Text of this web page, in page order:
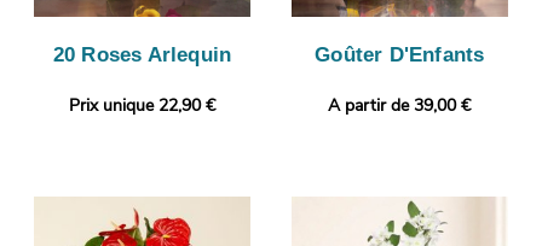
20 Roses Arlequin
Prix unique 22,90 €
Goûter D'Enfants
A partir de 39,00 €